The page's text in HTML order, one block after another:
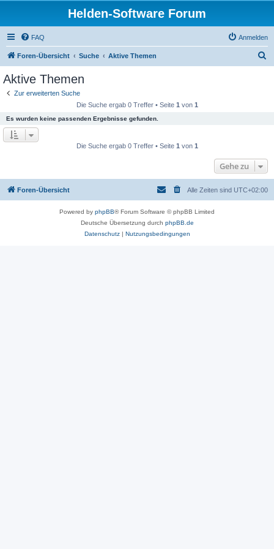
Helden-Software Forum
FAQ Anmelden
Foren-Übersicht Suche Aktive Themen
Aktive Themen
Zur erweiterten Suche
Die Suche ergab 0 Treffer • Seite 1 von 1
Es wurden keine passenden Ergebnisse gefunden.
Die Suche ergab 0 Treffer • Seite 1 von 1
Gehe zu
Foren-Übersicht Alle Zeiten sind UTC+02:00
Powered by phpBB® Forum Software © phpBB Limited
Deutsche Übersetzung durch phpBB.de
Datenschutz| Nutzungsbedingungen